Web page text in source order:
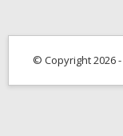
© Copyright 2026 -